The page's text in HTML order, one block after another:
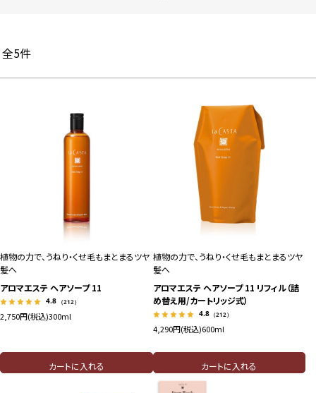
全5件
植物の力で、うねり・くせ毛もまとまるツヤ
髪へ
アロマエステ ヘアソープ 11
4.8 （212）
2,750円(税込)300ml
カートに入れる
植物の力で、うねり・くせ毛もまとまるツヤ
髪へ
アロマエステ ヘアソープ 11 リフィル（詰
め替え用/カートリッジ式）
4.8 （212）
4,290円(税込)600ml
カートに入れる